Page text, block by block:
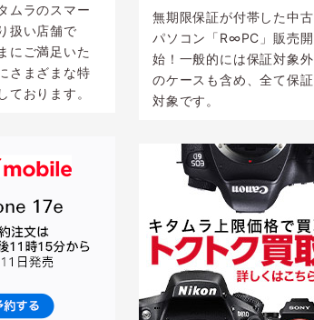
ムラのスマー
扱い店舗で
にご満足いた
さまざまな特
ております。
無期限保証が付帯した中古
パソコン「R∞PC」販売開
始！一般的には保証対象外
のケースも含め、全て保証
対象です。